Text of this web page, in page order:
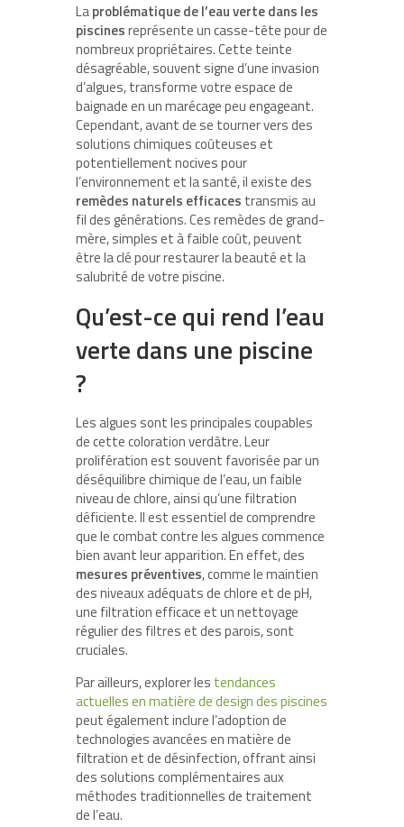
Laproblématique de l’eau verte dans les
piscinesreprésente un casse-tête pour de
nombreux propriétaires. Cette teinte
désagréable, souvent signe d’une invasion
d’algues, transforme votre espace de
baignade en un marécage peu engageant.
Cependant, avant de se tourner vers des
solutions chimiques coûteuses et
potentiellement nocives pour
l’environnement et la santé, il existe des
remèdes naturels efficaces transmis au
fil des générations. Ces remèdes de grand-
mère, simples et à faible coût, peuvent
être la clé pour restaurer la beauté et la
salubrité de votre piscine.
Qu’est-ce qui rend l’eau
verte dans une piscine
?
Les algues sont les principales coupables
de cette coloration verdâtre. Leur
prolifération est souvent favorisée par un
déséquilibre chimique de l’eau, un faible
niveau de chlore, ainsi qu’une filtration
déficiente. Il est essentiel de comprendre
que le combat contre les algues commence
bien avant leur apparition. En effet, des
mesures préventives, comme le maintien
des niveaux adéquats de chlore et de pH,
une filtration efficace et un nettoyage
régulier des filtres et des parois, sont
cruciales.
Par ailleurs, explorer les tendances
actuelles en matière de design des piscines
peut également inclure l’adoption de
technologies avancées en matière de
filtration et de désinfection, offrant ainsi
des solutions complémentaires aux
méthodes traditionnelles de traitement
de l’eau.